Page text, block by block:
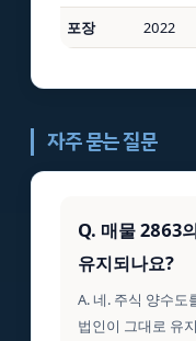
포장 2022
자주 묻는 질문
Q. 매물 2863
유지되나요?
A. 네. 주식 양수도
법인이 그대로 유